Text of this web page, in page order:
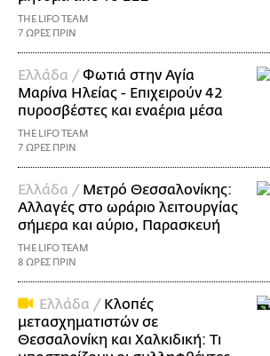
THE LIFO TEAM
7 ΩΡΕΣ ΠΡΙΝ
Ελλάδα /Φωτιά στην Αγία
Μαρίνα Ηλείας - Επιχειρούν 42
πυροσβέστες και εναέρια μέσα
THE LIFO TEAM
7 ΩΡΕΣ ΠΡΙΝ
Ελλάδα / Μετρό Θεσσαλονίκης:
Αλλαγές στο ωράριο λειτουργίας
σήμερα και αύριο, Παρασκευή
THE LIFO TEAM
8 ΩΡΕΣ ΠΡΙΝ
Ελλάδα / Κλοπές
μετασχηματιστών σε
Θεσσαλονίκη και Χαλκιδική: Τι